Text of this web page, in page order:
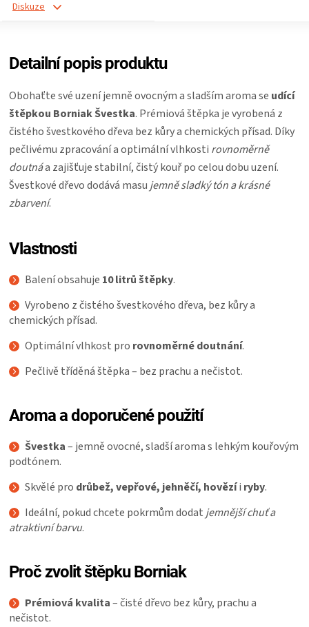
Diskuze
Detailní popis produktu
Obohaťte své uzení jemně ovocným a sladším aroma se udící
štěpkou Borniak Švestka. Prémiová štěpka je vyrobená z
čistého švestkového dřeva bez kůry a chemických přísad. Díky
pečlivému zpracování a optimální vlhkosti rovnoměrně
doutnáa zajišťuje stabilní, čistý kouř po celou dobu uzení.
Švestkové dřevo dodává masu jemně sladký tón a krásné
zbarvení.
Vlastnosti
Balení obsahuje 10 litrů štěpky.
Vyrobeno z čistého švestkového dřeva, bez kůry a
chemických přísad.
Optimální vlhkost pro rovnoměrné doutnání.
Pečlivě tříděná štěpka – bez prachu a nečistot.
Aroma a doporučené použití
Švestka– jemně ovocné, sladší aroma s lehkým kouřovým
podtónem.
Skvělé pro drůbež, vepřové, jehněčí, hovězíi ryby.
Ideální, pokud chcete pokrmům dodat jemnější chuť a
atraktivní barvu.
Proč zvolit štěpku Borniak
Prémiová kvalita– čisté dřevo bez kůry, prachu a
nečistot.